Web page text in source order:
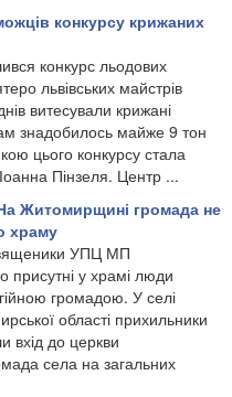
конкурсу крижаних
конкурс льодових
львівських майстрів
витесували крижані
знадобилось майже 9 тон
цього конкурсу стала
Пінзеля. Центр ...
Житомирщині громада не
храму
УПЦ МП
присутні у храмі люди
громадою. У селі
області прихильники
вхід до церкви
села на загальних